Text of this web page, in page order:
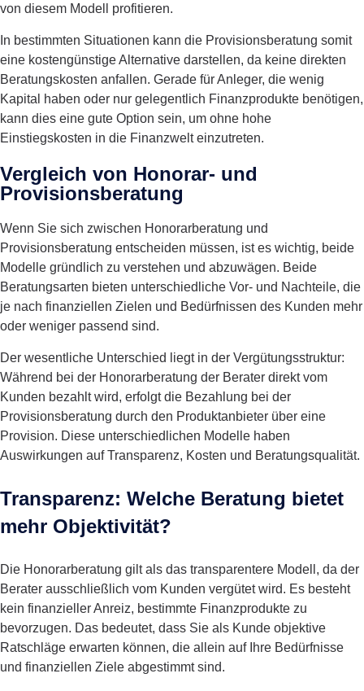
von diesem Modell profitieren.
In bestimmten Situationen kann die Provisionsberatung somit
eine kostengünstige Alternative darstellen, da keine direkten
Beratungskosten anfallen. Gerade für Anleger, die wenig
Kapital haben oder nur gelegentlich Finanzprodukte benötigen,
kann dies eine gute Option sein, um ohne hohe
Einstiegskosten in die Finanzwelt einzutreten.
Vergleich von Honorar- und
Provisionsberatung
Wenn Sie sich zwischen Honorarberatung und
Provisionsberatung entscheiden müssen, ist es wichtig, beide
Modelle gründlich zu verstehen und abzuwägen. Beide
Beratungsarten bieten unterschiedliche Vor- und Nachteile, die
je nach finanziellen Zielen und Bedürfnissen des Kunden mehr
oder weniger passend sind.
Der wesentliche Unterschied liegt in der Vergütungsstruktur:
Während bei der Honorarberatung der Berater direkt vom
Kunden bezahlt wird, erfolgt die Bezahlung bei der
Provisionsberatung durch den Produktanbieter über eine
Provision. Diese unterschiedlichen Modelle haben
Auswirkungen auf Transparenz, Kosten und Beratungsqualität.
Transparenz: Welche Beratung bietet
mehr Objektivität?
Die Honorarberatung gilt als das transparentere Modell, da der
Berater ausschließlich vom Kunden vergütet wird. Es besteht
kein finanzieller Anreiz, bestimmte Finanzprodukte zu
bevorzugen. Das bedeutet, dass Sie als Kunde objektive
Ratschläge erwarten können, die allein auf Ihre Bedürfnisse
und finanziellen Ziele abgestimmt sind.